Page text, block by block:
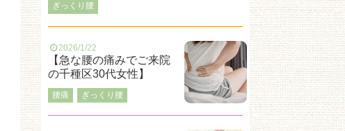
ぎっくり腰
2026/1/22
【急な腰の痛みでご来院
の千種区30代女性】
腰痛 ぎっくり腰